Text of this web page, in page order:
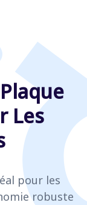
Les
pour les
robuste